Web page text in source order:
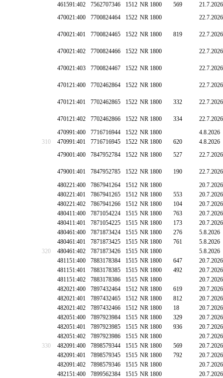
461591:402 7562707346 1512 NR 1800 569
21.7.2026
470021:400
7700824464 1522 NR 1800 22.7.2026
470021:401 7700824465 1522 NR 1800 819 22.7.2026
470021:402 7700824466 1522 NR 1800 22.7.2026
470021:403 7700824467 1522 NR 1800 22.7.2026
470121:400 7702462864 1522 NR 1800 22.7.2026
470121:401 7702462865 1522 NR 1800 332 22.7.2026
470121:402 7702462866 1522 NR 1800 334
22.7.2026
470991:400
7716716944 1522 NR 1800
4.8.2026
310
470991:401 7716716945 1522 NR 1800 620
4.8.2026
479001:400
7847952784 1522 NR 1800 527 22.7.2026
479001:401 7847952785 1522 NR 1800 190
22.7.2026
480221:400
7867941264 1512 NR 1800
20.7.2026
480221:401
7867941265 1512 NR 1800 553
20.7.2026
480221:402
7867941266 1512 NR 1800 104
20.7.2026
480411:400
7871054224 1515 NR 1800 763
20.7.2026
480411:401
7871054225 1515 NR 1800 173
20.7.2026
480461:400
7871873424 1515 NR 1800 276
5.8.2026
480461:401
7871873425 1515 NR 1800 761
5.8.2026
320
480461:402 7871873426 1515 NR 1800
5.8.2026
481151:400
7883178384 1515 NR 1800 647
20.7.2026
481151:401
7883178385 1515 NR 1800 492
20.7.2026
481151:402
7883178386 1515 NR 1800
20.7.2026
482021:400
7897432464 1512 NR 1800 619
20.7.2026
482021:401
7897432465 1512 NR 1800 812
20.7.2026
482021:402
7897432466 1512 NR 1800 18
20.7.2026
482051:400
7897923984 1515 NR 1800 329
20.7.2026
482051:401
7897923985 1515 NR 1800 936
20.7.2026
482051:402
7897923986 1515 NR 1800
20.7.2026
330
482091:400 7898579344 1515 NR 1800 569
20.7.2026
482091:401
7898579345 1515 NR 1800 792
20.7.2026
482091:402
7898579346 1515 NR 1800
20.7.2026
482151:400
7899562384 1515 NR 1800
20.7.2026